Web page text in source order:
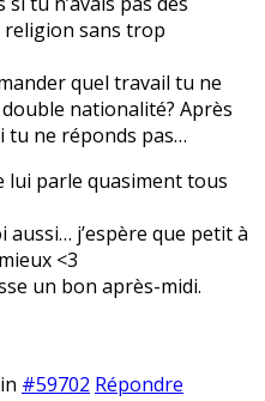
sans trop
quel travail tu ne
nationalité? Après
tu ne réponds pas…
lui parle quasiment tous
j’espère que petit à
<3
un bon après-midi.
#59702 Répondre